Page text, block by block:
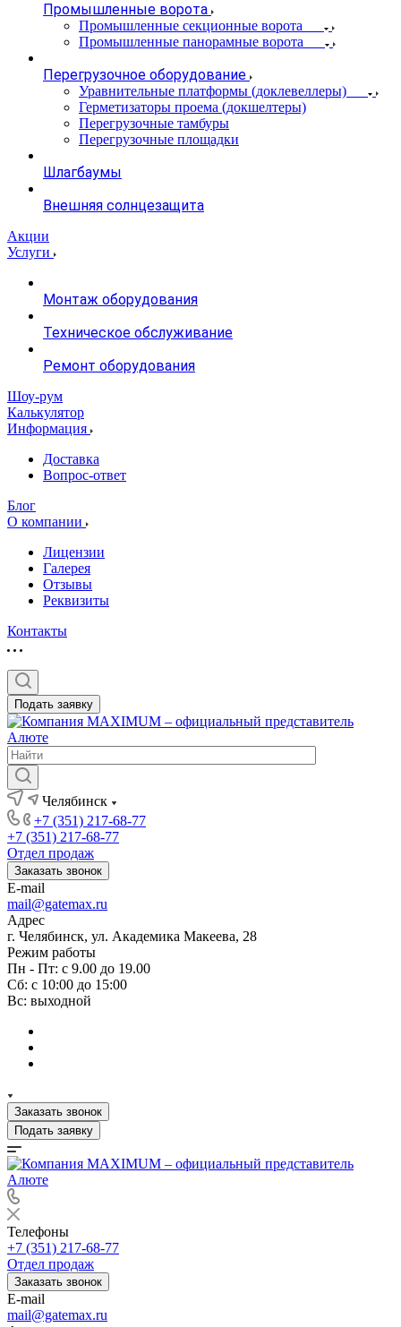
Промышленные ворота
Промышленные секционные ворота
Промышленные панорамные ворота
Перегрузочное оборудование
Уравнительные платформы (доклевеллеры)
Герметизаторы проема (докшелтеры)
Перегрузочные тамбуры
Перегрузочные площадки
Шлагбаумы
Внешняя солнцезащита
Акции
Услуги
Монтаж оборудования
Техническое обслуживание
Ремонт оборудования
Шоу-рум
Калькулятор
Информация
Доставка
Вопрос-ответ
Блог
О компании
Лицензии
Галерея
Отзывы
Реквизиты
Контакты
Подать заявку
Челябинск
+7 (351) 217-68-77
+7 (351) 217-68-77
Отдел продаж
Заказать звонок
E-mail
mail@gatemax.ru
Адрес
г. Челябинск, ул. Академика Макеева, 28
Режим работы
Пн - Пт: с 9.00 до 19.00
Сб: с 10:00 до 15:00
Вс: выходной
Заказать звонок
Подать заявку
Телефоны
+7 (351) 217-68-77
Отдел продаж
Заказать звонок
E-mail
mail@gatemax.ru